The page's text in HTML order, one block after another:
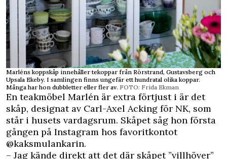
Marléns koppskåp innehåller tekoppar från Rörstrand, Gustavsberg och
Upsala Ekeby. I samlingen finns ungefär ett hundratal olika koppar.
Många har hon dubbletter eller fler av. FOTO: Frida Ekman
En teakmöbel Marlén är extra förtjust i är det
skåp, designat av Carl-Axel Acking för NK, som
står i husets vardagsrum. Skåpet såg hon första
gången på Insta­gram hos favoritkontot
@kaksmulankarin.
– Jag kände direkt att det där skåpet ”villhöver”